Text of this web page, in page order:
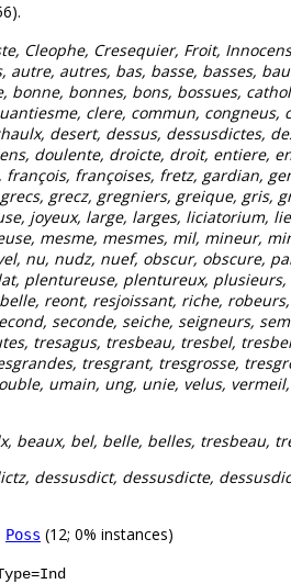
Cleophe, Cresequier, Froit,
autres, bas, basse, basses,
bonnes, bons, bossues,
clere, commun, congneus,
desert, dessus, dessusdictes,
doulente, droicte, droit, entiere,
françoises, fretz, gardian,
grecz, gregniers, greique, gris,
joyeux, large, larges, liciatorium,
mesme, mesmes, mil, mineur,
nu, nudz, nuef, obscur, obscure,
plentureuse, plentureux, plusieurs,
reont, resjoissant, riche,
seconde, seiche, seigneurs,
tresagus, tresbeau, tresbel,
tresgrant, tresgrosse,
umain, ung, unie, velus,
beaux, bel, belle, belles, tresbeau,
dessusdict, dessusdicte,
Poss (12; 0% instances)